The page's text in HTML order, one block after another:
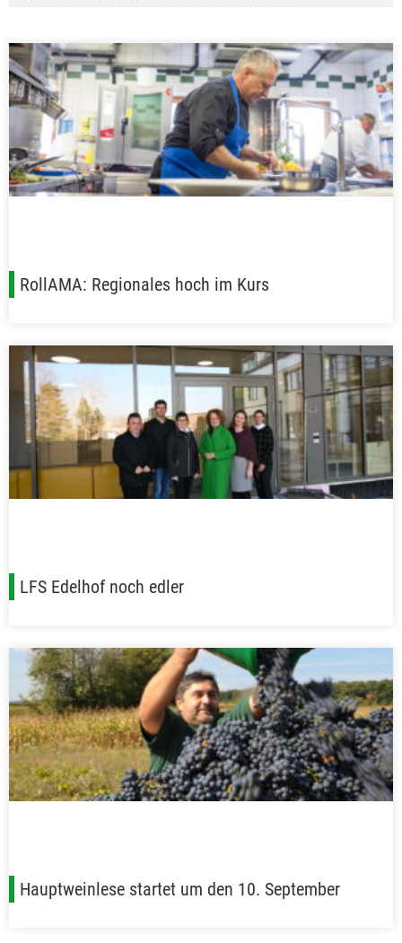
RollAMA: Regionales hoch im Kurs
LFS Edelhof noch edler
Hauptweinlese startet um den 10. September